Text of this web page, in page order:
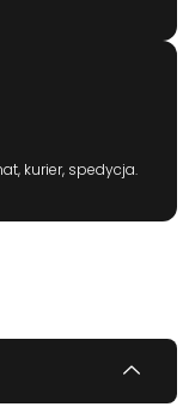
kurier, spedycja.